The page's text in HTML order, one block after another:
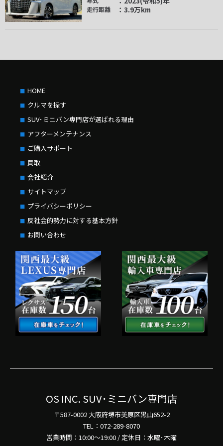
走行距離 3.9万km
HOME
クルマを探す
SUV･ミニバン専門店が選ばれる理由
アフターメンテナンス
ご購入サポート
買取
会社紹介
サイトマップ
プライバシーポリシー
反社会的勢力に対する基本方針
お問い合わせ
OS INC. SUV･ミニバン専門店
〒587-0002 大阪府堺市美原区黒山652-2
TEL：072-289-8070
営業時間：10:00～19:00 / 定休日：水曜･木曜